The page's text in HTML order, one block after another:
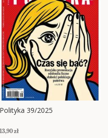
Polityka 39/2025
13,90 zł